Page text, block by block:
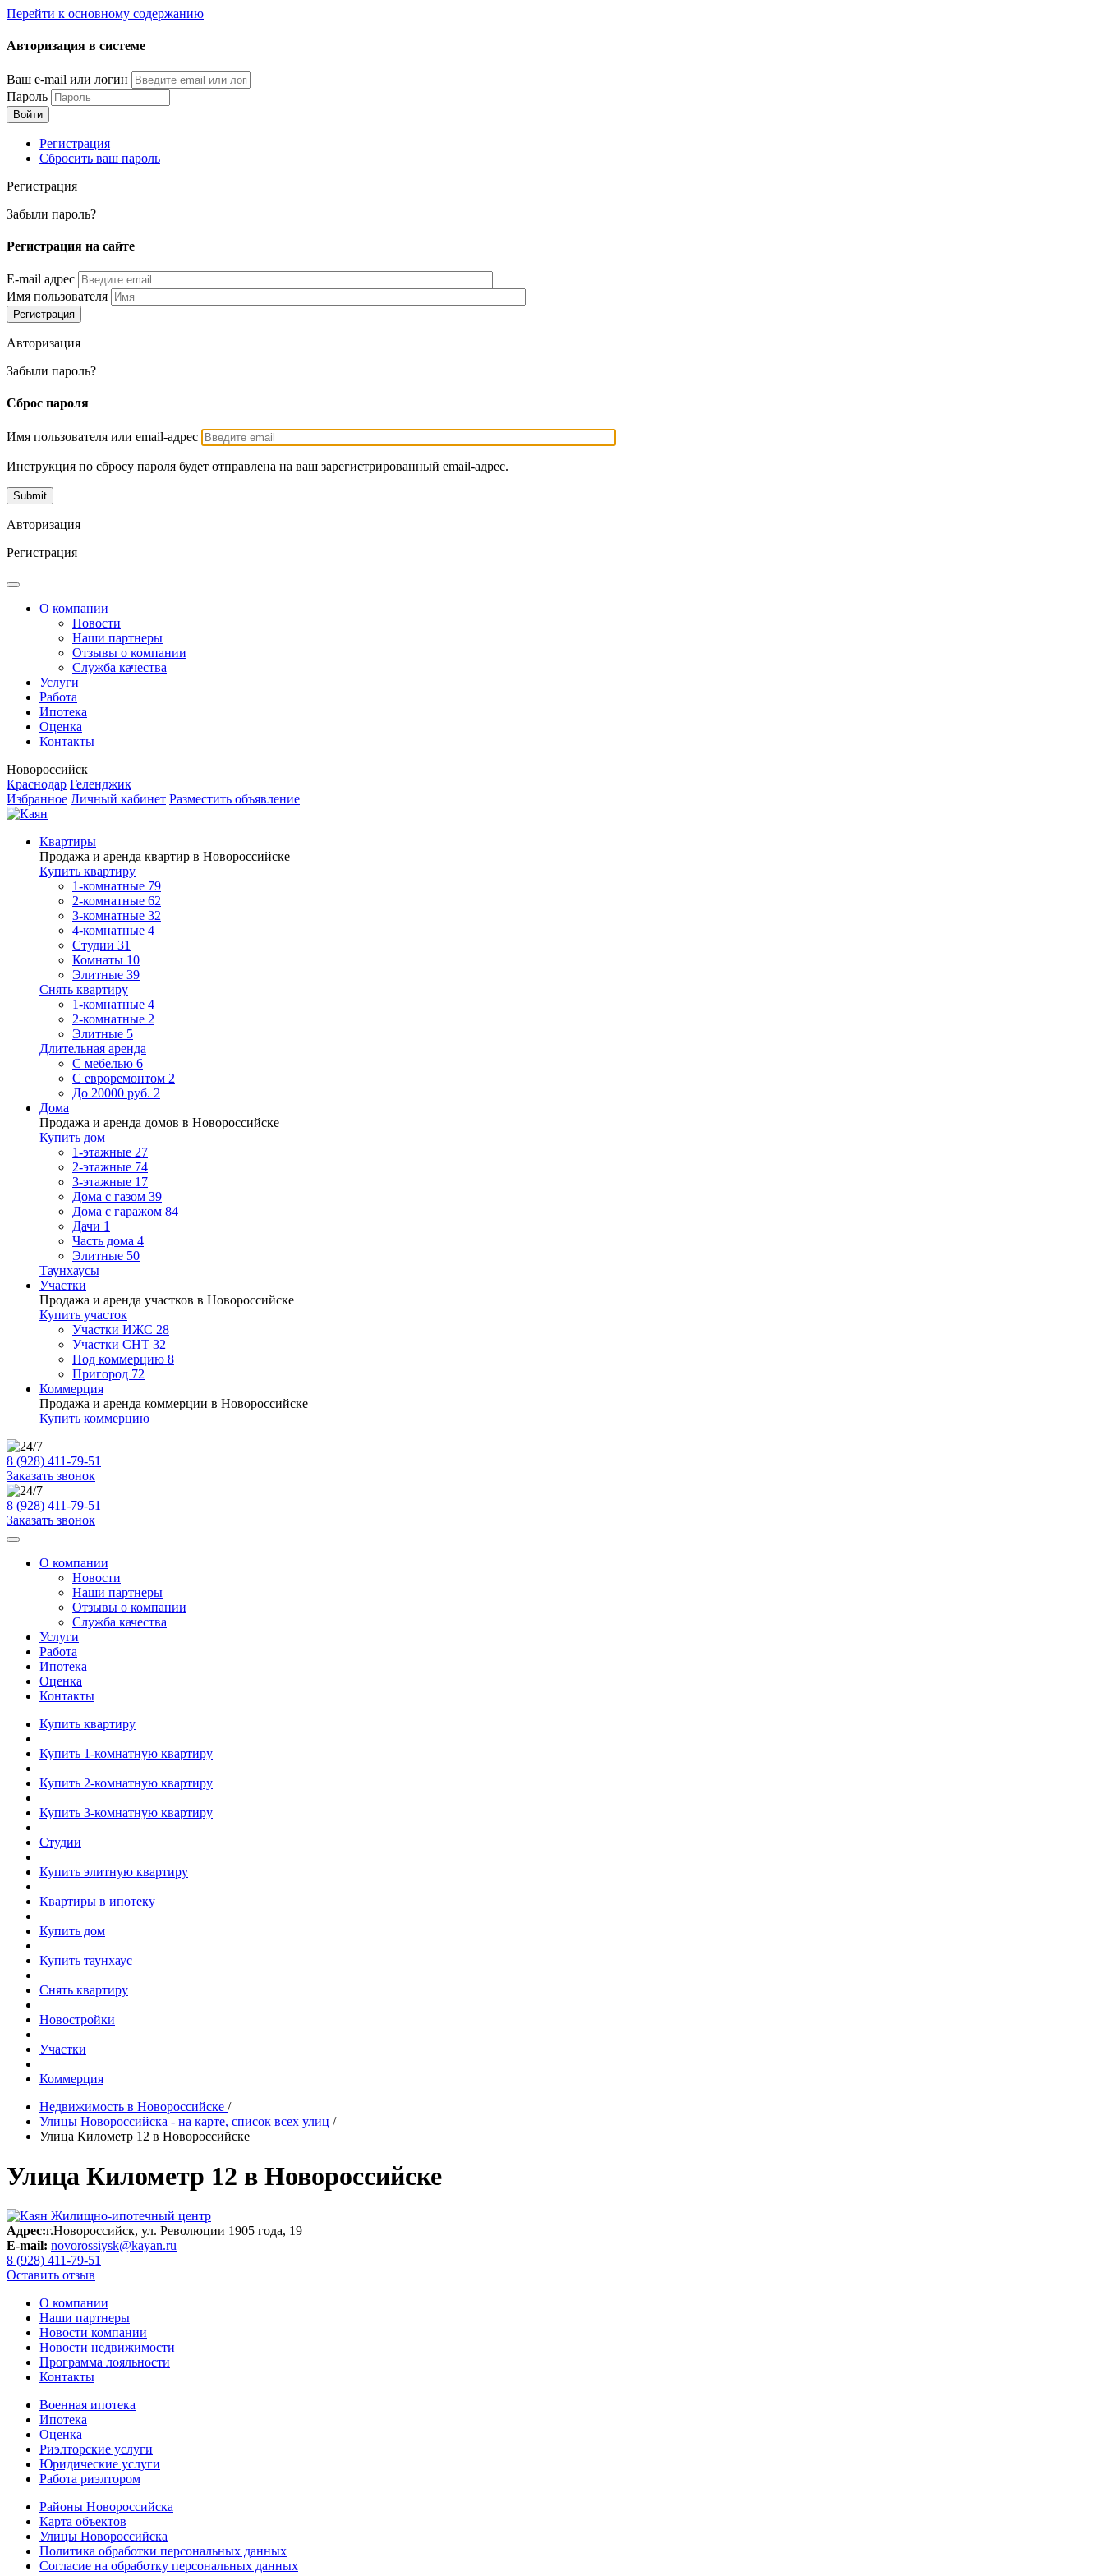
Перейти к основному содержанию
Авторизация в системе
Ваш e-mail или логин
Пароль
Регистрация
Сбросить ваш пароль
Регистрация
Забыли пароль?
Регистрация на сайте
E-mail адрес
Имя пользователя
Авторизация
Забыли пароль?
Сброс пароля
Имя пользователя или email-адрес
Инструкция по сбросу пароля будет отправлена на ваш зарегистрированный email-адрес.
Авторизация
Регистрация
О компании
Новости
Наши партнеры
Отзывы о компании
Служба качества
Услуги
Работа
Ипотека
Оценка
Контакты
Новороссийск
Краснодар Геленджик
Избранное Личный кабинет Разместить объявление
Квартиры
Продажа и аренда квартир в Новороссийске
Купить квартиру
1-комнатные 79
2-комнатные 62
3-комнатные 32
4-комнатные 4
Студии 31
Комнаты 10
Элитные 39
Снять квартиру
1-комнатные 4
2-комнатные 2
Элитные 5
Длительная аренда
С мебелью 6
С евроремонтом 2
До 20000 руб. 2
Дома
Продажа и аренда домов в Новороссийске
Купить дом
1-этажные 27
2-этажные 74
3-этажные 17
Дома с газом 39
Дома с гаражом 84
Дачи 1
Часть дома 4
Элитные 50
Таунхаусы
Участки
Продажа и аренда участков в Новороссийске
Купить участок
Участки ИЖС 28
Участки СНТ 32
Под коммерцию 8
Пригород 72
Коммерция
Продажа и аренда коммерции в Новороссийске
Купить коммерцию
8 (928) 411-79-51
Заказать звонок
8 (928) 411-79-51
Заказать звонок
О компании
Новости
Наши партнеры
Отзывы о компании
Служба качества
Услуги
Работа
Ипотека
Оценка
Контакты
Купить квартиру
Купить 1-комнатную квартиру
Купить 2-комнатную квартиру
Купить 3-комнатную квартиру
Студии
Купить элитную квартиру
Квартиры в ипотеку
Купить дом
Купить таунхаус
Снять квартиру
Новостройки
Участки
Коммерция
Недвижимость в Новороссийске /
Улицы Новороссийска - на карте, список всех улиц /
Улица Километр 12 в Новороссийске
Улица Километр 12 в Новороссийске
Адрес:г.Новороссийск, ул. Революции 1905 года, 19
E-mail: novorossiysk@kayan.ru
8 (928) 411-79-51
Оставить отзыв
О компании
Наши партнеры
Новости компании
Новости недвижимости
Программа лояльности
Контакты
Военная ипотека
Ипотека
Оценка
Риэлторские услуги
Юридические услуги
Работа риэлтором
Районы Новороссийска
Карта объектов
Улицы Новороссийска
Политика обработки персональных данных
Согласие на обработку персональных данных